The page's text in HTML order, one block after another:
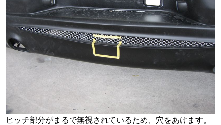
ヒッチ部分がまるで無視されているため、穴をあけます。